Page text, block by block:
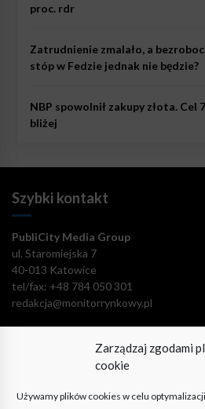
Zarządzaj zgodami
cookie
Używamy plików cookies w celu
proc. rdr
Zatrudnienie zmalało, a
stóp w Fedzie jednak nie będzie?
NBP spowolnił zakupy złota. Cel
bliżej
Szybki kontakt
PubliCity Media Group
ul. Staromiejska 7
40-013 Katowice
tel/fax: +48 784 050 301
redakcja@monitorrynkowy.pl